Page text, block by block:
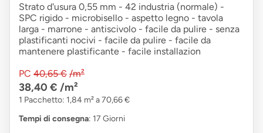
Strato d'usura 0,55 mm - 42 industria (normale) -
SPC rigido - microbisello - aspetto legno - tavola
larga - marrone - antiscivolo - facile da pulire - senza
plastificanti nocivi - facile da pulire - facile da
mantenere plastificante - facile installazion
PC 40,65 € /m²
38,40 € /m²
1 Pacchetto: 1,84 m² a 70,66 €
Tempi di consegna: 17 Giorni